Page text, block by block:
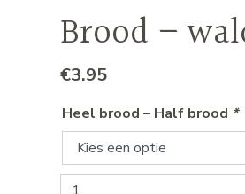
Brood –
€3.95
Heel brood – Half brood *
Brood - waldkorn aantal